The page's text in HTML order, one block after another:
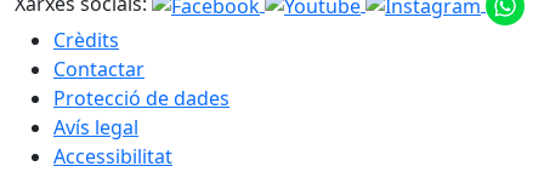
Crèdits
Contactar
Protecció de dades
Avís legal
Accessibilitat